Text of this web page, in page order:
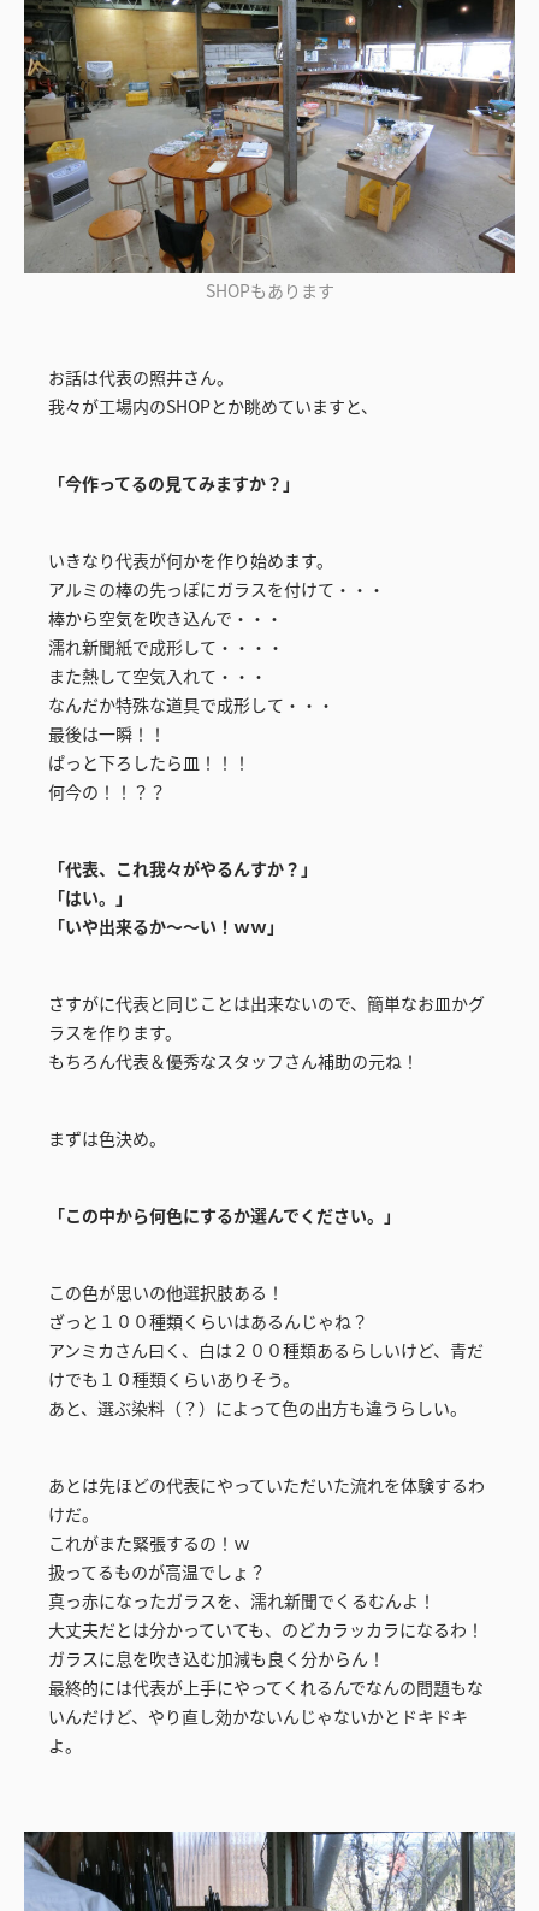
SHOPもあります
お話は代表の照井さん。
我々が工場内のSHOPとか眺めていますと、
「今作ってるの見てみますか？」
いきなり代表が何かを作り始めます。
アルミの棒の先っぽにガラスを付けて・・・
棒から空気を吹き込んで・・・
濡れ新聞紙で成形して・・・・
また熱して空気入れて・・・
なんだか特殊な道具で成形して・・・
最後は一瞬！！
ぱっと下ろしたら皿！！！
何今の！！？？
「代表、これ我々がやるんすか？」
「はい。」
「いや出来るか～～い！ｗｗ」
さすがに代表と同じことは出来ないので、簡単なお皿かグ
ラスを作ります。
もちろん代表＆優秀なスタッフさん補助の元ね！
まずは色決め。
「この中から何色にするか選んでください。」
この色が思いの他選択肢ある！
ざっと１００種類くらいはあるんじゃね？
アンミカさん曰く、白は２００種類あるらしいけど、青だ
けでも１０種類くらいありそう。
あと、選ぶ染料（？）によって色の出方も違うらしい。
あとは先ほどの代表にやっていただいた流れを体験するわ
けだ。
これがまた緊張するの！ｗ
扱ってるものが高温でしょ？
真っ赤になったガラスを、濡れ新聞でくるむんよ！
大丈夫だとは分かっていても、のどカラッカラになるわ！
ガラスに息を吹き込む加減も良く分からん！
最終的には代表が上手にやってくれるんでなんの問題もな
いんだけど、やり直し効かないんじゃないかとドキドキ
よ。